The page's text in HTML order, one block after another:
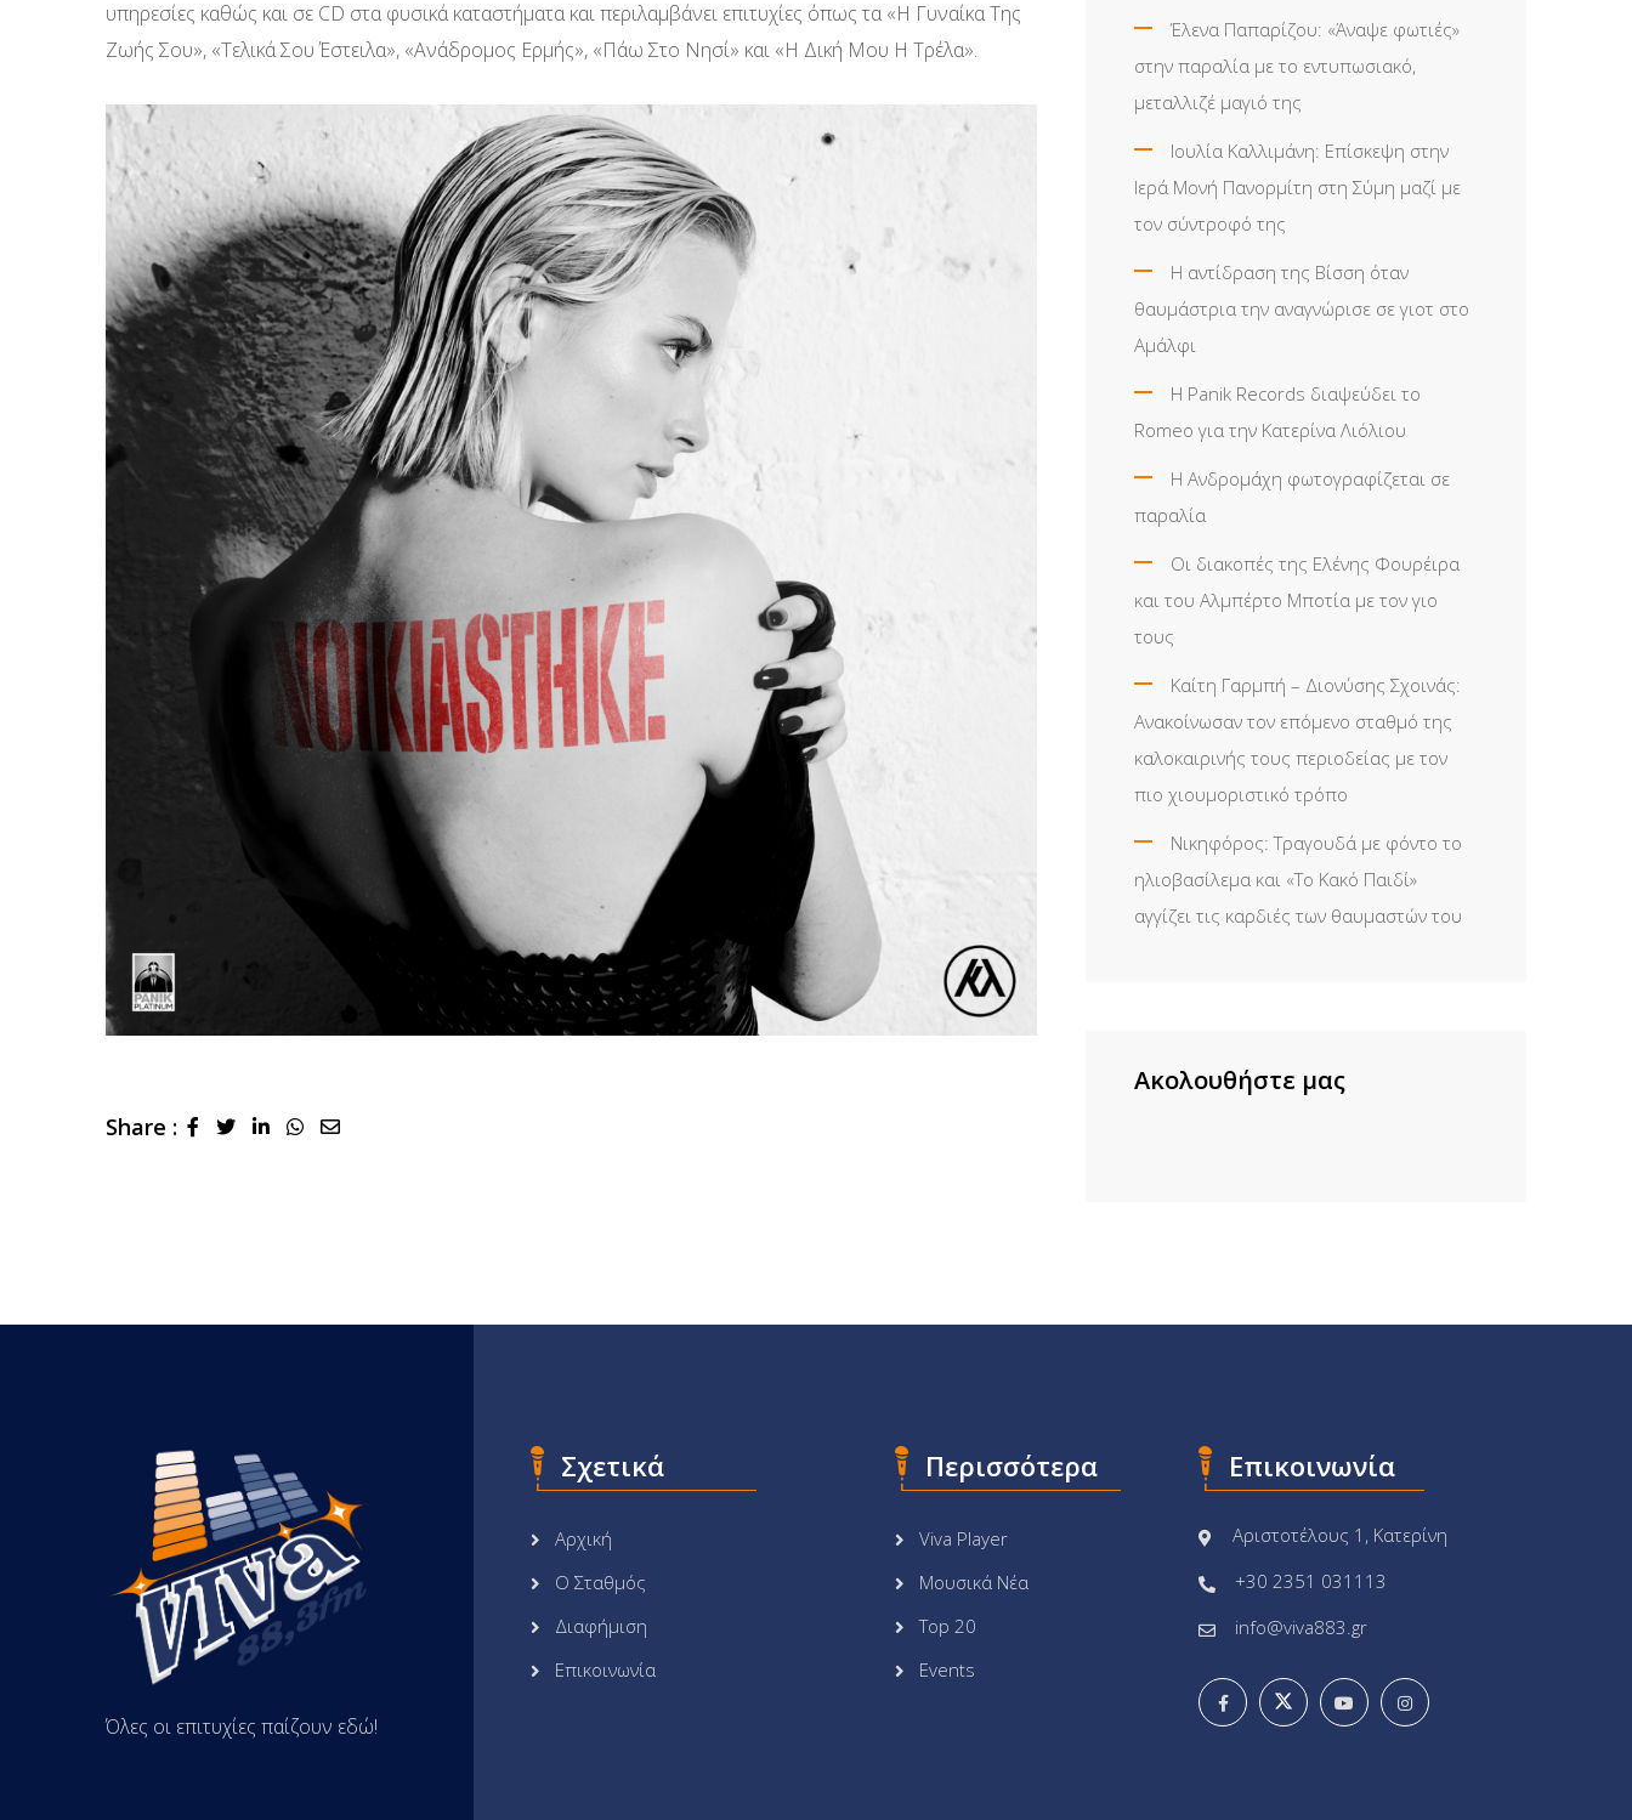
υπηρεσίες καθώς και σε CD στα φυσικά καταστήματα και περιλαμβάνει επιτυχίες όπως τα «Η Γυναίκα Της
Ζωής Σου», «Τελικά Σου Έστειλα», «Ανάδρομος Ερμής», «Πάω Στο Νησί» και «Η Δική Μου Η Τρέλα».
Share : LinkedInWhatsapp
Share
Έλενα Παπαρίζου: «Άναψε φωτιές»
στην παραλία με το εντυπωσιακό,
μεταλλιζέ μαγιό της
Ιουλία Καλλιμάνη: Επίσκεψη στην
Ιερά Μονή Πανορμίτη στη Σύμη μαζί με
τον σύντροφό της
Η αντίδραση της Βίσση όταν
θαυμάστρια την αναγνώρισε σε γιοτ στο
Αμάλφι
Η Panik Records διαψεύδει το
Romeo για την Κατερίνα Λιόλιου
Η Ανδρομάχη φωτογραφίζεται σε
παραλία
Οι διακοπές της Ελένης Φουρέιρα
και του Αλμπέρτο Μποτία με τον γιο
τους
Καίτη Γαρμπή – Διονύσης Σχοινάς:
Ανακοίνωσαν τον επόμενο σταθμό της
καλοκαιρινής τους περιοδείας με τον
πιο χιουμοριστικό τρόπο
Νικηφόρος: Τραγουδά με φόντο το
ηλιοβασίλεμα και «Το Κακό Παιδί»
αγγίζει τις καρδιές των θαυμαστών του
Ακολουθήστε μας
Όλες οι επιτυχίες παίζουν εδώ!
Σχετικά
Αρχική
Ο Σταθμός
Διαφήμιση
Επικοινωνία
Περισσότερα
Viva Player
Μουσικά Νέα
Top 20
Events
Επικοινωνία
Αριστοτέλους 1, Κατερίνη
+30 2351 031113
info@viva883.gr